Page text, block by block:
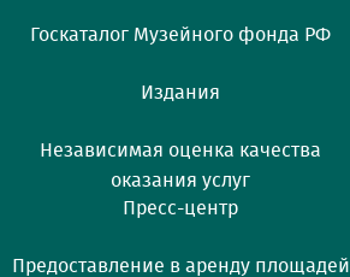
Госкаталог Музейного фонда РФ
Издания
Независимая оценка качества
оказания услуг
Пресс-центр
Предоставление в аренду площадей